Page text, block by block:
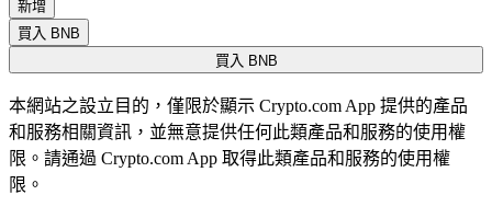
新增
買入 BNB
買入 BNB
本網站之設立目的，僅限於顯示 Crypto.com App 提供的產品
和服務相關資訊，並無意提供任何此類產品和服務的使用權
限。請通過 Crypto.com App 取得此類產品和服務的使用權
限。